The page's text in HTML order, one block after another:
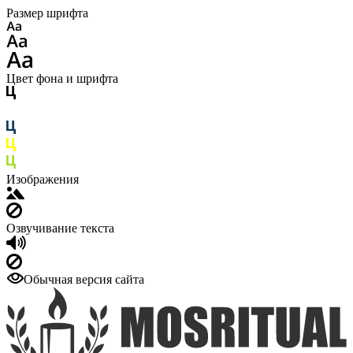
Размер шрифта
Цвет фона и шрифта
Изображения
Озвучивание текста
Обычная версия сайта